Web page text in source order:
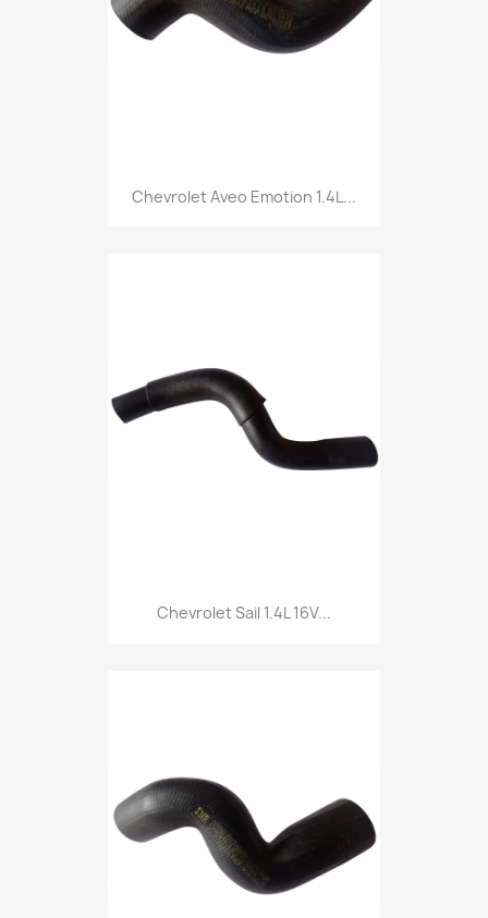
Chevrolet Aveo Emotion 1.4L...
Chevrolet Sail 1.4L 16V...